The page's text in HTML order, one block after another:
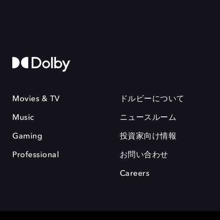
Movies & TV
Music
Gaming
Professional
ドルビーについて
ニュースルーム
投資家向け情報
お問い合わせ
Careers